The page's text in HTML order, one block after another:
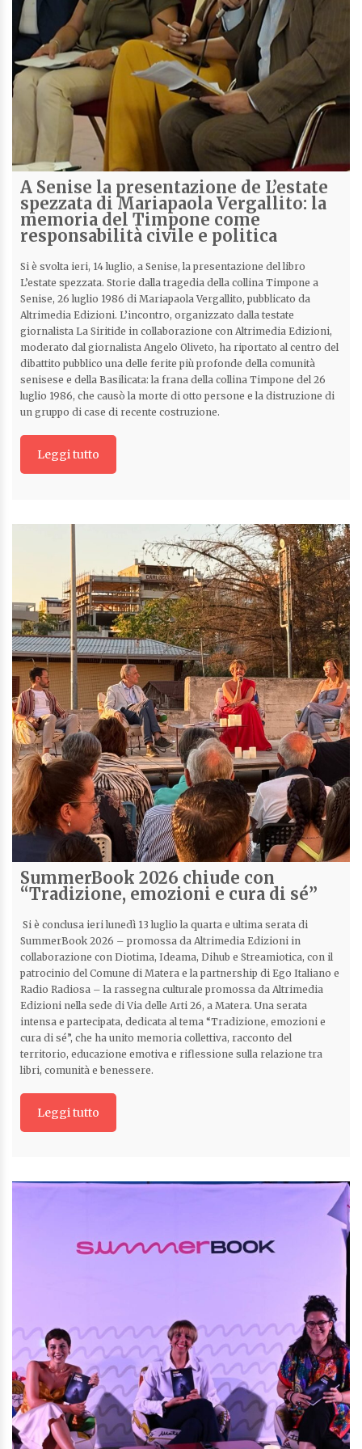
A Senise la presentazione de L’estate
spezzata di Mariapaola Vergallito: la
memoria del Timpone come
responsabilità civile e politica
Si è svolta ieri, 14 luglio, a Senise, la presentazione del libro
L’estate spezzata. Storie dalla tragedia della collina Timpone a
Senise, 26 luglio 1986 di Mariapaola Vergallito, pubblicato da
Altrimedia Edizioni. L’incontro, organizzato dalla testate
giornalista La Siritide in collaborazione con Altrimedia Edizioni,
moderato dal giornalista Angelo Oliveto, ha riportato al centro del
dibattito pubblico una delle ferite più profonde della comunità
senisese e della Basilicata: la frana della collina Timpone del 26
luglio 1986, che causò la morte di otto persone e la distruzione di
un gruppo di case di recente costruzione.
Leggi tutto
SummerBook 2026 chiude con
“Tradizione, emozioni e cura di sé”
Si è conclusa ieri lunedì 13 luglio la quarta e ultima serata di
SummerBook 2026 – promossa da Altrimedia Edizioni in
collaborazione con Diotima, Ideama, Dihub e Streamiotica, con il
patrocinio del Comune di Matera e la partnership di Ego Italiano e
Radio Radiosa – la rassegna culturale promossa da Altrimedia
Edizioni nella sede di Via delle Arti 26, a Matera. Una serata
intensa e partecipata, dedicata al tema “Tradizione, emozioni e
cura di sé”, che ha unito memoria collettiva, racconto del
territorio, educazione emotiva e riflessione sulla relazione tra
libri, comunità e benessere.
Leggi tutto